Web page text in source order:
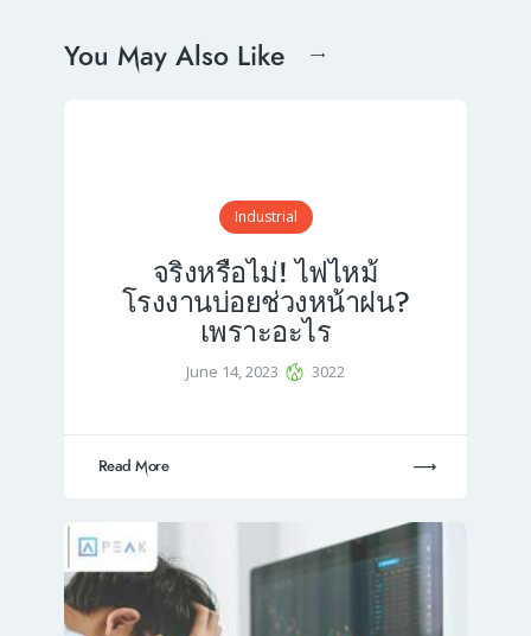
You May Also Like
Industrial
จริงหรือไม่! ไฟไหม้
โรงงานบ่อยช่วงหน้าฝน?
เพราะอะไร
June 14, 2023 3022
Read More